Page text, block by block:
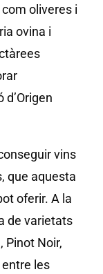
oliveres i
ovina i
vins
que aquesta
oferir. A la
de varietats
Pinot Noir,
les